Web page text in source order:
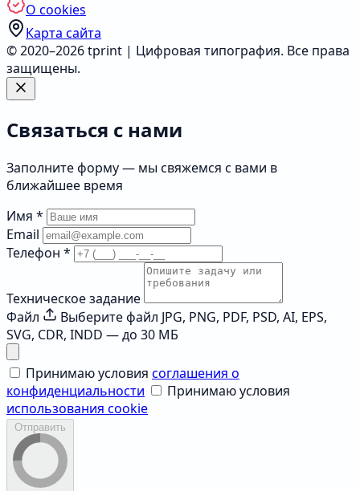
О cookies
Карта сайта
© 2020–2026 tprint | Цифровая типография. Все права
защищены.
Связаться с нами
Заполните форму — мы свяжемся с вами в
ближайшее время
Имя *
Email
Телефон *
Техническое задание
Файл
Выберите файл JPG, PNG, PDF, PSD, AI, EPS,
SVG, CDR, INDD — до 30 МБ
Принимаю условия соглашения о
конфиденциальности
Принимаю условия
использования cookie
Отправить